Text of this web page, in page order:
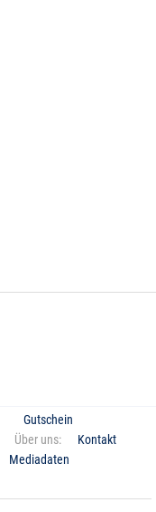
Gutschein
Über uns:
Kontakt
Mediadaten